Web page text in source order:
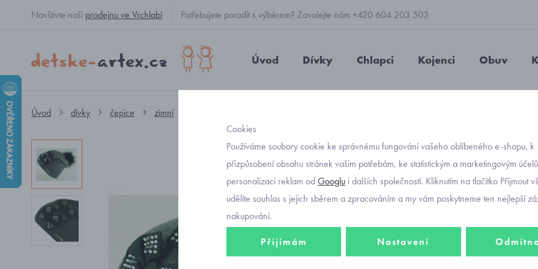
Navštivte naši prodejnu ve Vrchlabí Potřebujete poradit s výběrem? Zavolejte nám +420 604 203 503
Úvod Dívky Chlapci Kojenci Obuv
Úvod dívky čepice zimní
Objednávací
dívčí
497
Cookies
Používáme soubory cookie ke správnému fungování vašeho oblíbeného e-shopu, k
přizpůsobení obsahu stránek vašim potřebám, ke statistickým a marketingovým
personalizaci reklam odGooglu i dalších společností. Kliknutím na tlačítko Přijmout
udělíte souhlas s jejich sběrem a zpracováním a my vám poskytneme ten nejlepší
nakupování.
Přijímám Nastavení